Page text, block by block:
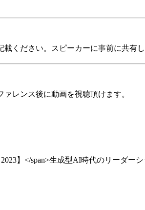
ください。スピーカーに事前に共有
レンス後に動画を視聴頂けます。
2023】</span>生成型AI時代のリーダー